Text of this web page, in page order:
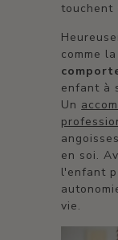
touchent
comme
enfant à
Un
en soi.
l'enfant
vie.